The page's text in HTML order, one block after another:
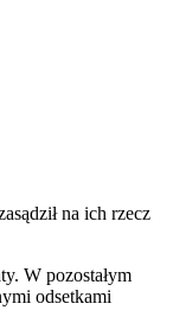
na ich rzecz
W pozostałym
odsetkami